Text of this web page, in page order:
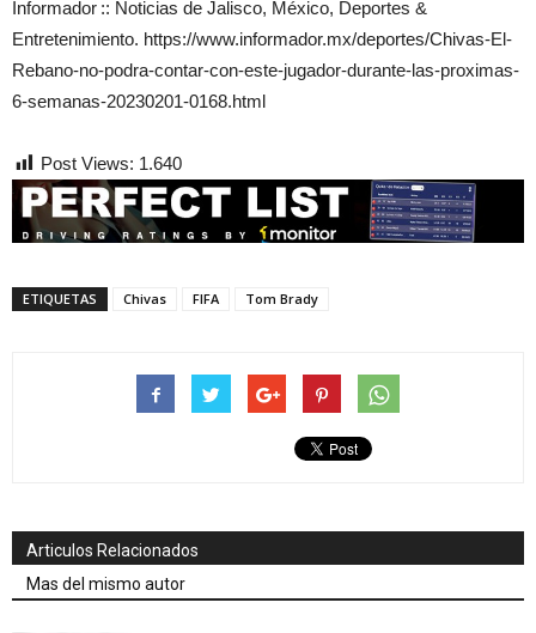
Informador :: Noticias de Jalisco, México, Deportes &
Entretenimiento. https://www.informador.mx/deportes/Chivas-El-
Rebano-no-podra-contar-con-este-jugador-durante-las-proximas-
6-semanas-20230201-0168.html
Post Views: 1.640
ETIQUETAS Chivas FIFA Tom Brady
Articulos Relacionados
Mas del mismo autor